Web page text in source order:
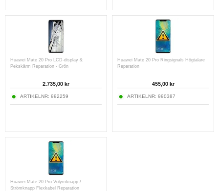
Huawei Mate 20 Pro LCD-display &
Pekskärm Reparation - Grön
2.735,00 kr
ARTIKELNR: 992259
Huawei Mate 20 Pro Ringsignals Högtalare
Reparation
455,00 kr
ARTIKELNR: 990387
Huawei Mate 20 Pro Volymknapp /
Strömknapp Flexkabel Reparation